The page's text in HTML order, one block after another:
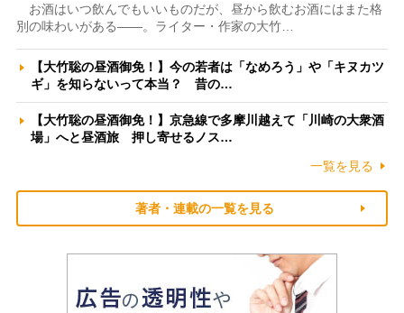
お酒はいつ飲んでもいいものだが、昼から飲むお酒にはまた格
別の味わいがある――。ライター・作家の大竹…
【大竹聡の昼酒御免！】今の若者は「なめろう」や「キヌカツ
ギ」を知らないって本当？ 昔の…
【大竹聡の昼酒御免！】京急線で多摩川越えて「川崎の大衆酒
場」へと昼酒旅 押し寄せるノス…
一覧を見る
著者・連載の一覧を見る